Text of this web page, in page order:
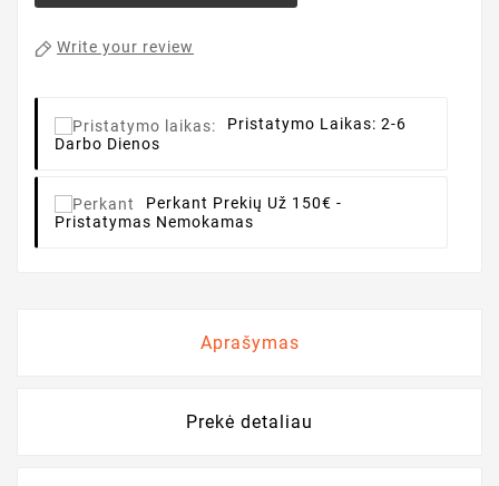
Write your review
Pristatymo Laikas: 2-6
Darbo Dienos
Perkant Prekių Už 150€ -
Pristatymas Nemokamas
Aprašymas
Prekė detaliau